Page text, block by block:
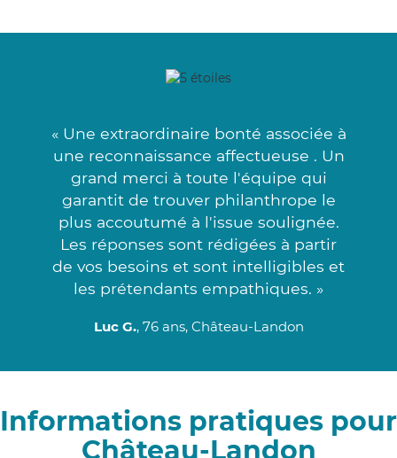
« Une extraordinaire bonté associée à
une reconnaissance affectueuse . Un
grand merci à toute l'équipe qui
garantit de trouver philanthrope le
plus accoutumé à l'issue soulignée.
Les réponses sont rédigées à partir
de vos besoins et sont intelligibles et
les prétendants empathiques. »
Luc G., 76 ans, Château-Landon
Informations pratiques pour
Château-Landon